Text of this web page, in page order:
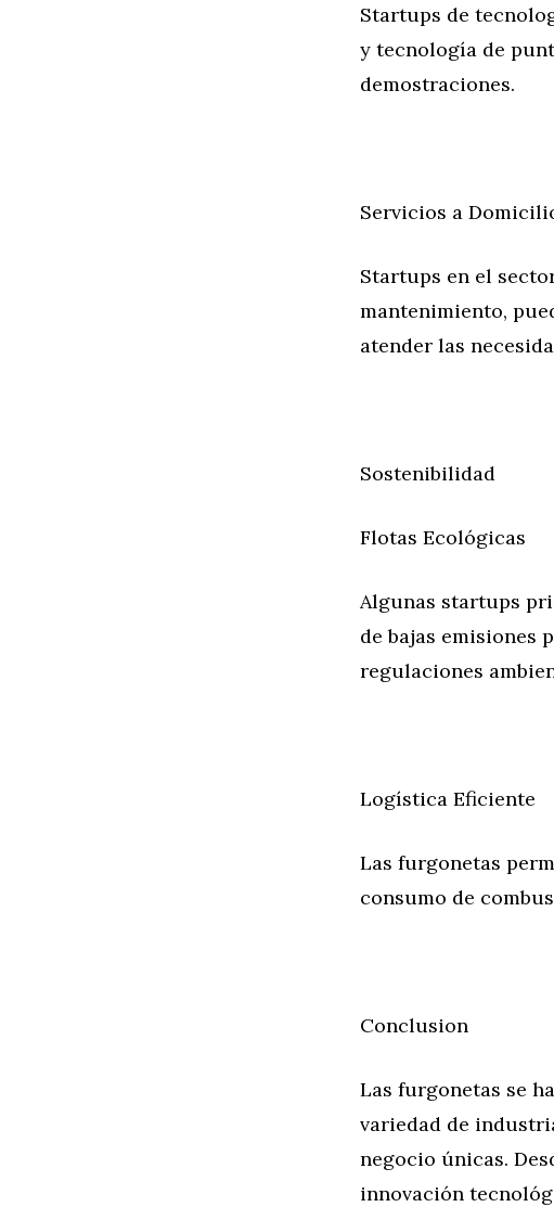
Startups de
y tecnología de
demostraciones.
Servicios a
Startups en el
mantenimiento,
atender las
Sostenibilidad
Flotas Ecológicas
Algunas startups
de bajas emisiones
regulaciones
Logística Eficiente
Las furgonetas
consumo de
Conclusion
Las furgonetas se
variedad de
negocio únicas.
innovación